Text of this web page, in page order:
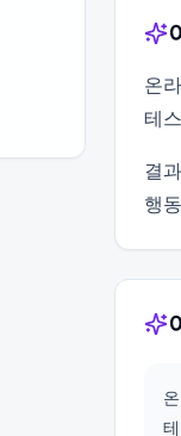
온
테
결
행